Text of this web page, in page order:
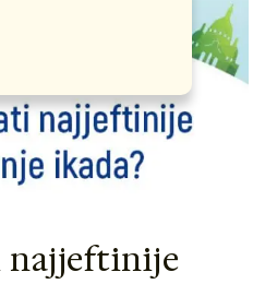
najjeftinije